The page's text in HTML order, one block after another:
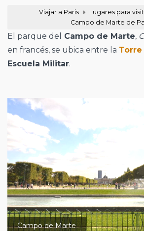
Viajar a Paris
Lugares para
Campo de Marte de
El parque del Campo de Marte,
en francés, se ubica entre la
Escuela Militar.
Campo de Marte